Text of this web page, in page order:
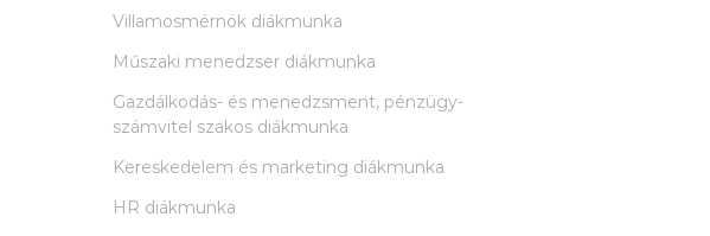
Villamosmérnök diákmunka
Műszaki menedzser diákmunka
Gazdálkodás- és menedzsment, pénzügy-
számvitel szakos diákmunka
Kereskedelem és marketing diákmunka
HR diákmunka